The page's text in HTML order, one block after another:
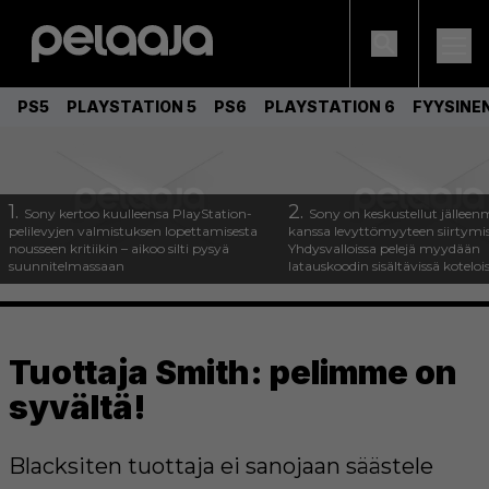
PS5 PLAYSTATION 5 PS6 PLAYSTATION 6
1. Sony kertoo kuulleensa PlayStation-
pelilevyjen valmistuksen lopettamisesta
nousseen kritiikin – aikoo silti pysyä
suunnitelmassaan
2. Sony on keskustellut
kanssa levyttömyyteen
Yhdysvalloissa pelejä myydään
latauskoodin sisältävissä
Tuottaja Smith: pelimme on
syvältä!
Blacksiten tuottaja ei sanojaan säästele